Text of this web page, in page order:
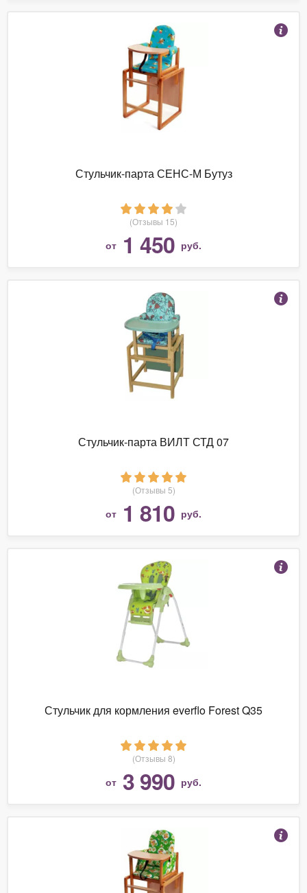
Стульчик-парта СЕНС-М Бутуз
(Отзывы 15)
от 1 450 руб.
Стульчик-парта ВИЛТ СТД 07
(Отзывы 5)
от 1 810 руб.
Стульчик для кормления everflo Forest Q35
(Отзывы 8)
от 3 990 руб.